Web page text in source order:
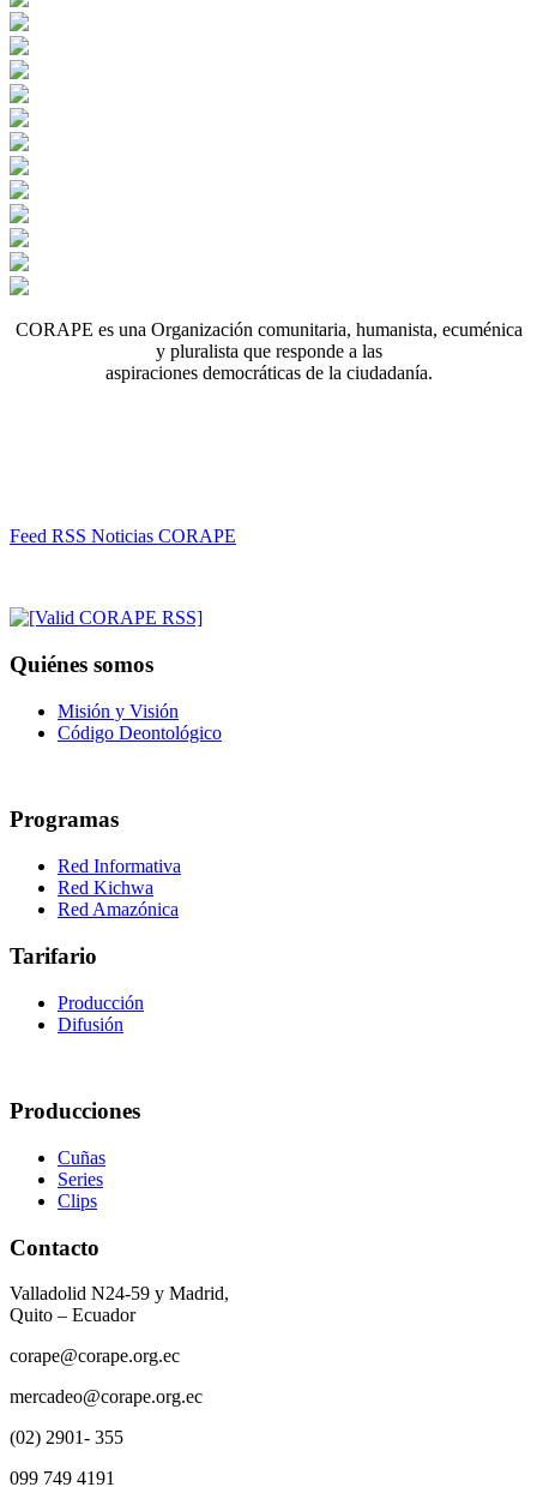
CORAPE es una Organización comunitaria, humanista, ecuménica
y pluralista que responde a las
aspiraciones democráticas de la ciudadanía.
Feed RSS Noticias CORAPE
Quiénes somos
Misión y Visión
Código Deontológico
Programas
Red Informativa
Red Kichwa
Red Amazónica
Tarifario
Producción
Difusión
Producciones
Cuñas
Series
Clips
Contacto
Valladolid N24-59 y Madrid,
Quito – Ecuador
corape@corape.org.ec
mercadeo@corape.org.ec
(02) 2901- 355
099 749 4191